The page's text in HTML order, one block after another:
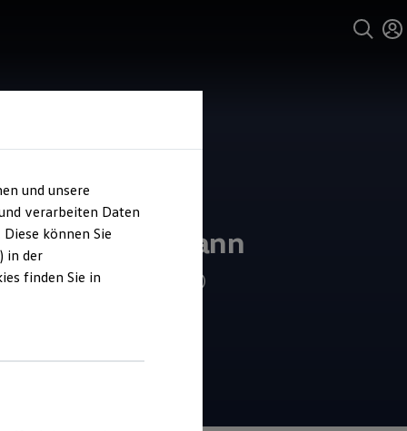
Grossmann
4.9| 117 Bewertungen
und unsere
verarbeiten Daten
können Sie
in der
finden Sie in